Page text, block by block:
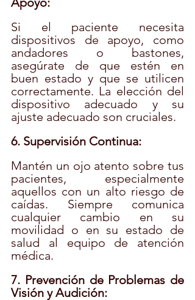
Si el paciente necesita
dispositivos de apoyo, como
andadores o bastones,
asegúrate de que estén en
buen estado y que se utilicen
correctamente. La elección del
dispositivo adecuado y su
ajuste adecuado son cruciales.
6. Supervisión Continua:
Mantén un ojo atento sobre tus
pacientes, especialmente
aquellos con un alto riesgo de
caídas. Siempre comunica
cualquier cambio en su
movilidad o en su estado de
salud al equipo de atención
médica.
7. Prevención de Problemas de
Visión y Audición: